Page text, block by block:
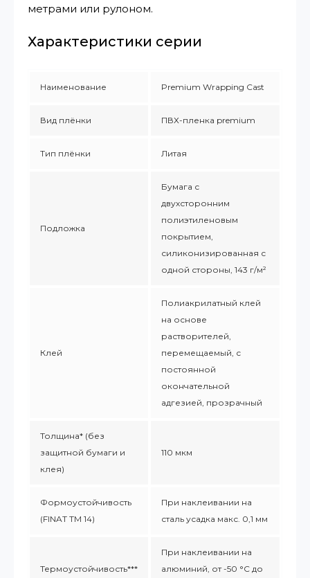
метрами или рулоном.
Характеристики серии
Наименование Premium Wrapping Cast
Вид плёнки ПВХ-пленка premium
Тип плёнки Литая
Подложка
Бумага с
двухсторонним
полиэтиленовым
покрытием,
силиконизированная с
одной стороны, 143 г/м²
Клей
Полиакрилатный клей
на основе
растворителей,
перемещаемый, с
постоянной
окончательной
адгезией, прозрачный
Толщина* (без
защитной бумаги и
клея)
110 мкм
Формоустойчивость
(FINAT TM 14)
При наклеивании на
сталь усадка макс. 0,1 мм
Термоустойчивость***
При наклеивании на
алюминий, от -50 °С до